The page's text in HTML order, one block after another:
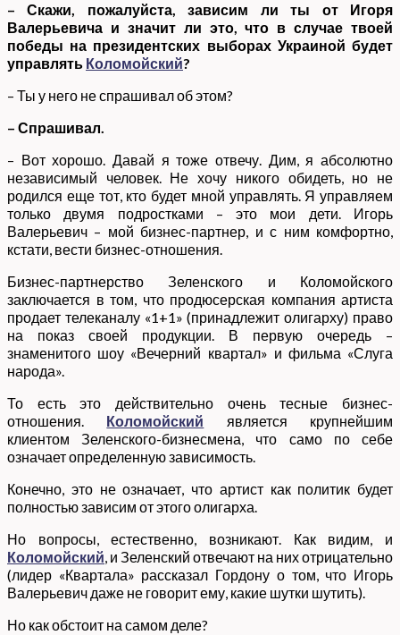
– Скажи, пожалуйста, зависим ли ты от Игоря
Валерьевича и значит ли это, что в случае твоей
победы на президентских выборах Украиной будет
управлять Коломойский?
– Ты у него не спрашивал об этом?
– Спрашивал.
– Вот хорошо. Давай я тоже отвечу. Дим, я абсолютно
независимый человек. Не хочу никого обидеть, но не
родился еще тот, кто будет мной управлять. Я управляем
только двумя подростками – это мои дети. Игорь
Валерьевич – мой бизнес-партнер, и с ним комфортно,
кстати, вести бизнес-отношения.
Бизнес-партнерство Зеленского и Коломойского
заключается в том, что продюсерская компания артиста
продает телеканалу «1+1» (принадлежит олигарху) право
на показ своей продукции. В первую очередь –
знаменитого шоу «Вечерний квартал» и фильма «Слуга
народа».
То есть это действительно очень тесные бизнес-
отношения. Коломойский является крупнейшим
клиентом Зеленского-бизнесмена, что само по себе
означает определенную зависимость.
Конечно, это не означает, что артист как политик будет
полностью зависим от этого олигарха.
Но вопросы, естественно, возникают. Как видим, и
Коломойский, и Зеленский отвечают на них отрицательно
(лидер «Квартала» рассказал Гордону о том, что Игорь
Валерьевич даже не говорит ему, какие шутки шутить).
Но как обстоит на самом деле?